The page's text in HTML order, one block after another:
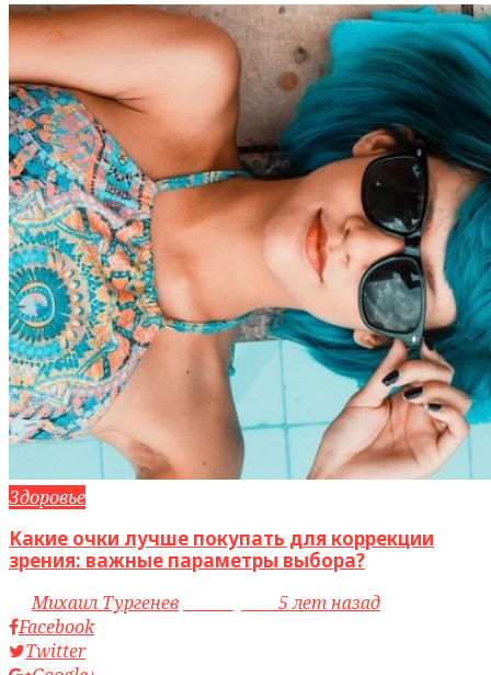
Здоровье
Какие очки лучше покупать для коррекции
зрения: важные параметры выбора?
byМихаил Тургенев
5 лет назад
Facebook
Twitter